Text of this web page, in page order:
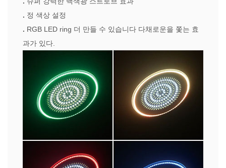
. 정 색상 설정
. RGB LED ring 더 만들 수 있습니다 다채로운을 쫓는 효
과가 있다.